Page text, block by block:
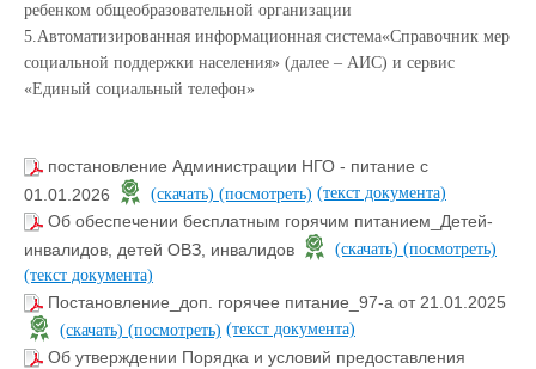
ребенком общеобразовательной организации
5.Автоматизированная информационная система«Справочник мер
социальной поддержки населения» (далее – АИС) и сервис
«Единый социальный телефон»
постановление Администрации НГО - питание с
01.01.2026
(скачать) (посмотреть) (текст документа)
Об обеспечении бесплатным горячим питанием_Детей-
инвалидов, детей ОВЗ, инвалидов
(скачать) (посмотреть)
(текст документа)
Постановление_доп. горячее питание_97-а от 21.01.2025
(скачать) (посмотреть) (текст документа)
Об утверждении Порядка и условий предоставления